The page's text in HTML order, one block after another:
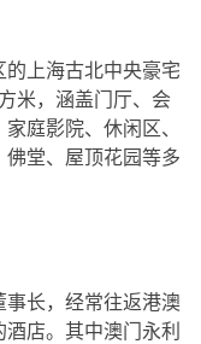
上海古北中央豪宅
米，涵盖门厅、会
庭影院、休闲区、
堂、屋顶花园等多
长，经常往返港澳
店。其中澳门永利